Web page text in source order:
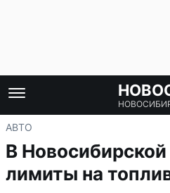
АВТО
В
лимиты на